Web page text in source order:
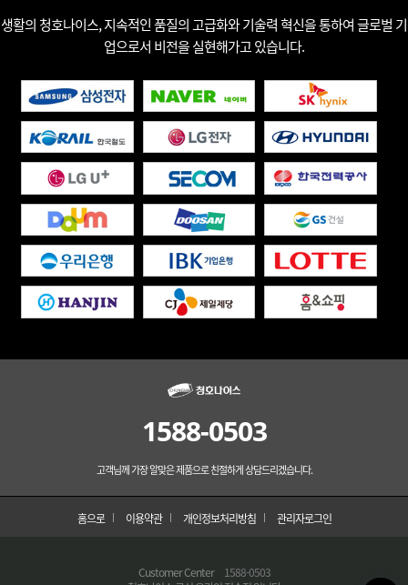
생활의 청호나이스, 지속적인 품질의 고급화와 기술력 혁신을 통하여 글로벌 기
업으로서 비전을 실현해가고 있습니다.
1588-0503
고객님께 가장 알맞은 제품으로 친절하게 상담드리겠습니다.
홈으로 이용약관 개인정보처리방침 관리자로그인
Customer Center
1588-0503